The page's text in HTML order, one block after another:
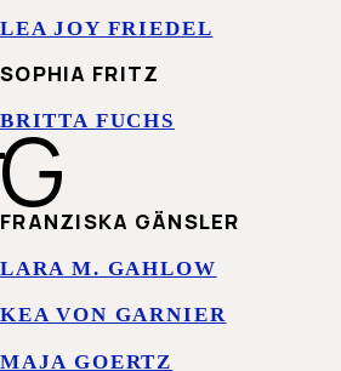
LEA JOY FRIEDEL
SOPHIA FRITZ
BRITTA FUCHS
G
FRANZISKA GÄNSLER
LARA M. GAHLOW
KEA VON GARNIER
MAJA GOERTZ